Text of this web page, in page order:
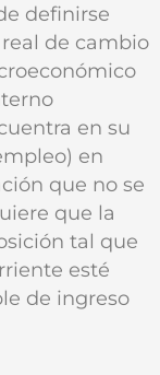
definirse
de cambio
en su
en
que no se
que la
tal que
esté
de ingreso